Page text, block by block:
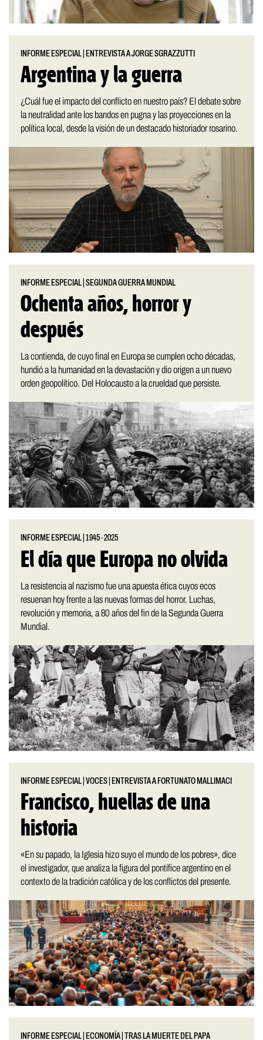
INFORME ESPECIAL ENTREVISTA A JORGE SGRAZZUTTI
Argentina y la guerra
¿Cuál fue el impacto del conflicto en nuestro país? El debate sobre
la neutralidad ante los bandos en pugna y las proyecciones en la
política local, desde la visión de un destacado historiador rosarino.
INFORME ESPECIAL |SEGUNDA GUERRA MUNDIAL
Ochenta años, horror y
después
La contienda, de cuyo final en Europa se cumplen ocho décadas,
hundió a la humanidad en la devastación y dio origen a un nuevo
orden geopolítico. Del Holocausto a la crueldad que persiste.
INFORME ESPECIAL |1945-2025
El día que Europa no olvida
La resistencia al nazismo fue una apuesta ética cuyos ecos
resuenan hoy frente a las nuevas formas del horror. Luchas,
revolución y memoria, a 80 años del fin de la Segunda Guerra
Mundial.
INFORME ESPECIAL |VOCES ENTREVISTA A FORTUNATO MALLIMACI
Francisco, huellas de una
historia
«En su papado, la Iglesia hizo suyo el mundo de los pobres», dice
el investigador, que analiza la figura del pontífice argentino en el
contexto de la tradición católica y de los conflictos del presente.
INFORME ESPECIAL ECONOMÍA |TRAS LA MUERTE DEL PAPA